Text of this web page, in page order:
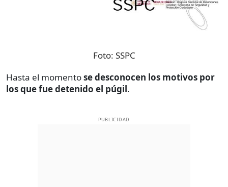
Foto: SSPC
Hasta el momentose desconocen los motivos por
los que fue detenido el púgil.
PUBLICIDAD